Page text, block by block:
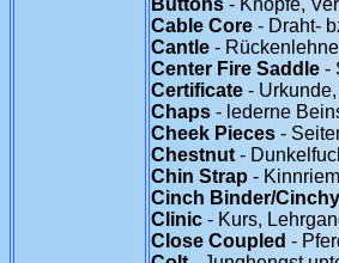
Buttons - Knöpfe,
Cable Core - Draht-
Cantle -
Center Fire Saddle -
Certificate -
Chaps - lederne
Cheek Pieces -
Chestnut -
Chin Strap -
Cinch Binder/Cinchy
Clinic - Kurs,
Close Coupled -